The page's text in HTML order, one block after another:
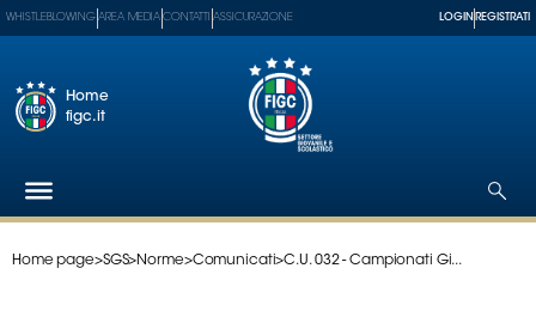
Federazione
WHISTLEBLOWING AREA MEDIA CONTATTI ASSICURAZIONE LOGIN REGISTRATI
Home
figc.it
Home page>SGS>Norme>Comunicati>C.U. 032 - Campionati Gi...